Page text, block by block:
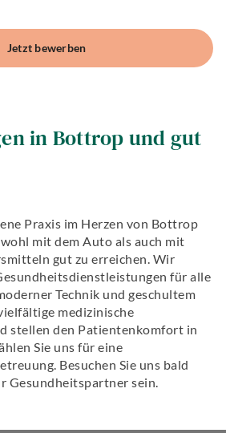
Jetzt bewerben
in Bottrop und gut
Praxis im Herzen von Bottrop
mit dem Auto als auch mit
gut zu erreichen. Wir
für alle
Technik und geschultem
medizinische
stellen den Patientenkomfort in
Sie uns für eine
Besuchen Sie uns bald
Gesundheitspartner sein.